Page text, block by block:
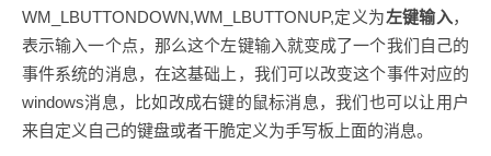
WM_LBUTTONDOWN,WM_LBUTTONUP,定义为左键输入，
表示输入一个点，那么这个左键输入就变成了一个我们自己的
事件系统的消息，在这基础上，我们可以改变这个事件对应的
windows消息，比如改成右键的鼠标消息，我们也可以让用户
来自定义自己的键盘或者干脆定义为手写板上面的消息。